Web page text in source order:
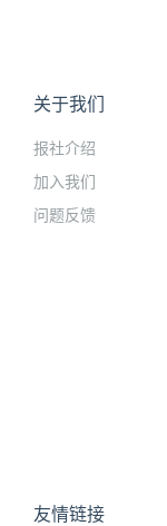
关于我们
报社介绍
加入我们
问题反馈
友情链接